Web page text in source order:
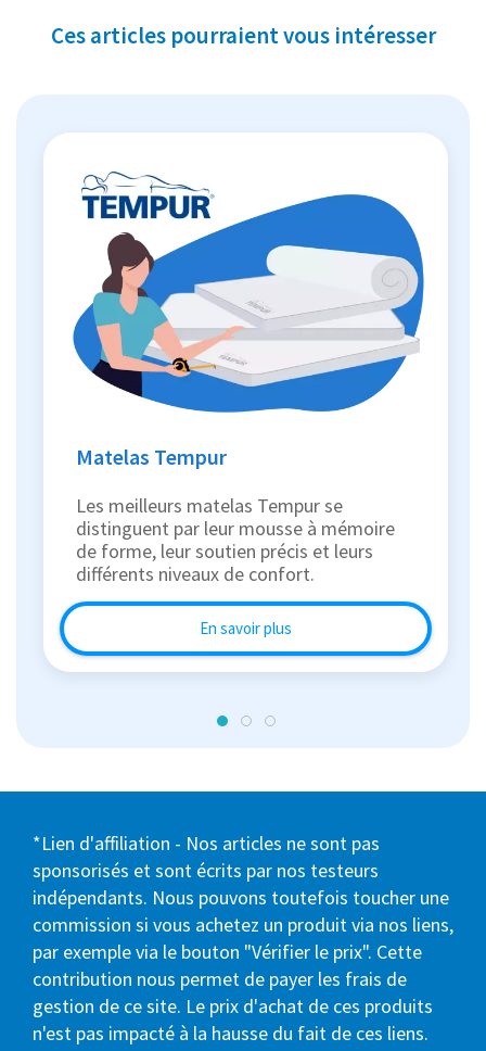
Ces articles pourraient vous intéresser
Matelas Tempur
Les meilleurs matelas Tempur se
distinguent par leur mousse à mémoire
de forme, leur soutien précis et leurs
différents niveaux de confort.
En savoir plus
*Lien d'affiliation - Nos articles ne sont pas
sponsorisés et sont écrits par nos testeurs
indépendants. Nous pouvons toutefois toucher une
commission si vous achetez un produit via nos liens,
par exemple via le bouton "Vérifier le prix". Cette
contribution nous permet de payer les frais de
gestion de ce site. Le prix d'achat de ces produits
n'est pas impacté à la hausse du fait de ces liens.